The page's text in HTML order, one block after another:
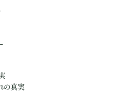
の真実